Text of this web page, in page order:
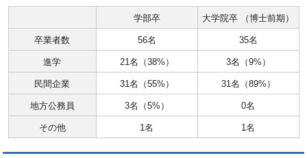
学部卒 大学院卒 （博士前期）
卒業者数 56名 35名
進学 21名（38%） 3名（9%）
民間企業 31名（55%） 31名（89%）
地方公務員 3名（5%） 0名
その他 1名 1名